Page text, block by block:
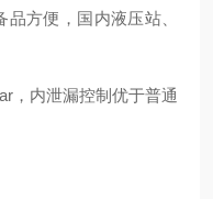
方便，国内液压站、
，内泄漏控制优于普通